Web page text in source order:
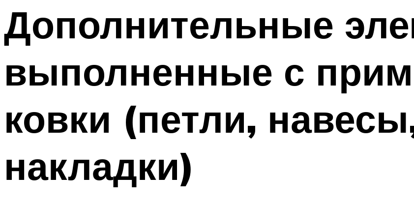
Дополнительные
выполненные с
ковки (петли,
накладки)